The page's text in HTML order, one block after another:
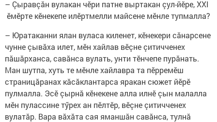
– Çыравçӑн вулакан чӗри патне выртакан çул-йӗре, XXI
ӗмӗрте кӗнекепе илӗртмелли майсене мӗнле тупмалла?
– Юратаканни ялан вуласа киленет, кӗнекери сӑнарсене
чунне çывӑха илет, мӗн хайлав вӗçне çитичченех
пӑшӑрханса, савӑнса вулать, унти тӗнчепе пурӑнать.
Ман шутпа, хуть те мӗнле хайлавра та пӗрремӗш
страницăранах кăсăклантарса яракан сюжет йӗрӗ
пулмалла. Эсӗ çырнă кӗнекене алла илнӗ çын малалла
мӗн пулассине тӳрех ан пӗлтӗр, вӗçне çитичченех
вулатăр. Вара вăхăта сая яманшăн савăнса, тулнă